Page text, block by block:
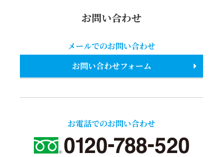
お問い合わせ
メールでのお問い合わせ
お問い合わせフォーム
お電話でのお問い合わせ